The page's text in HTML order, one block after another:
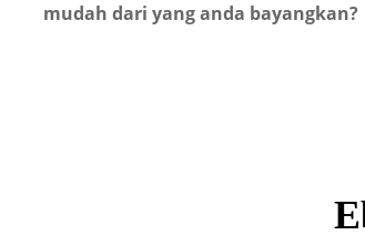
mudah dari yang anda bayangkan?